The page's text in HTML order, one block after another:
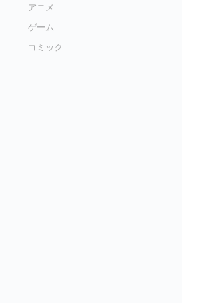
アニメ
ゲーム
コミック